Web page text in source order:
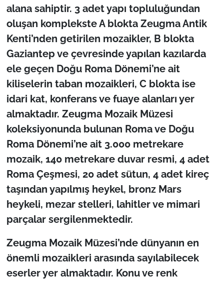
alana sahiptir. 3 adet yapı topluluğundan
oluşan komplekste A blokta Zeugma Antik
Kenti’nden getirilen mozaikler, B blokta
Gaziantep ve çevresinde yapılan kazılarda
ele geçen Doğu Roma Dönemi’ne ait
kiliselerin taban mozaikleri, C blokta ise
idari kat, konferans ve fuaye alanları yer
almaktadır. Zeugma Mozaik Müzesi
koleksiyonunda bulunan Roma ve Doğu
Roma Dönemi’ne ait 3.000 metrekare
mozaik, 140 metrekare duvar resmi, 4 adet
Roma Çeşmesi, 20 adet sütun, 4 adet kireç
taşından yapılmış heykel, bronz Mars
heykeli, mezar stelleri, lahitler ve mimari
parçalar sergilenmektedir.
Zeugma Mozaik Müzesi’nde dünyanın en
önemli mozaikleri arasında sayılabilecek
eserler yer almaktadır. Konu ve renk